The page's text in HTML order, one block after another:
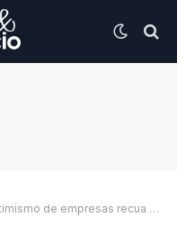
de empresas recua no Brasil e no mundo